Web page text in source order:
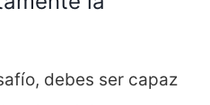
debes ser capaz